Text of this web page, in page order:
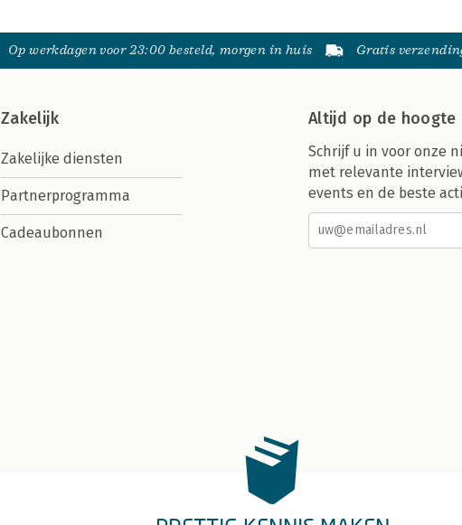
Op werkdagen voor 23:00 besteld, morgen in huis Gratis
Zakelijk
Zakelijke diensten
Partnerprogramma
Cadeaubonnen
Altijd op de hoogte
Schrijf u in voor onze
met relevante
events en de beste